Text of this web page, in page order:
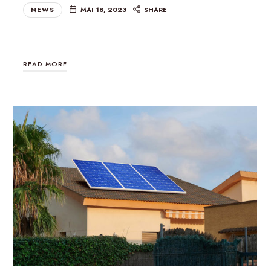
NEWS MAI 18, 2023 SHARE
…
READ MORE